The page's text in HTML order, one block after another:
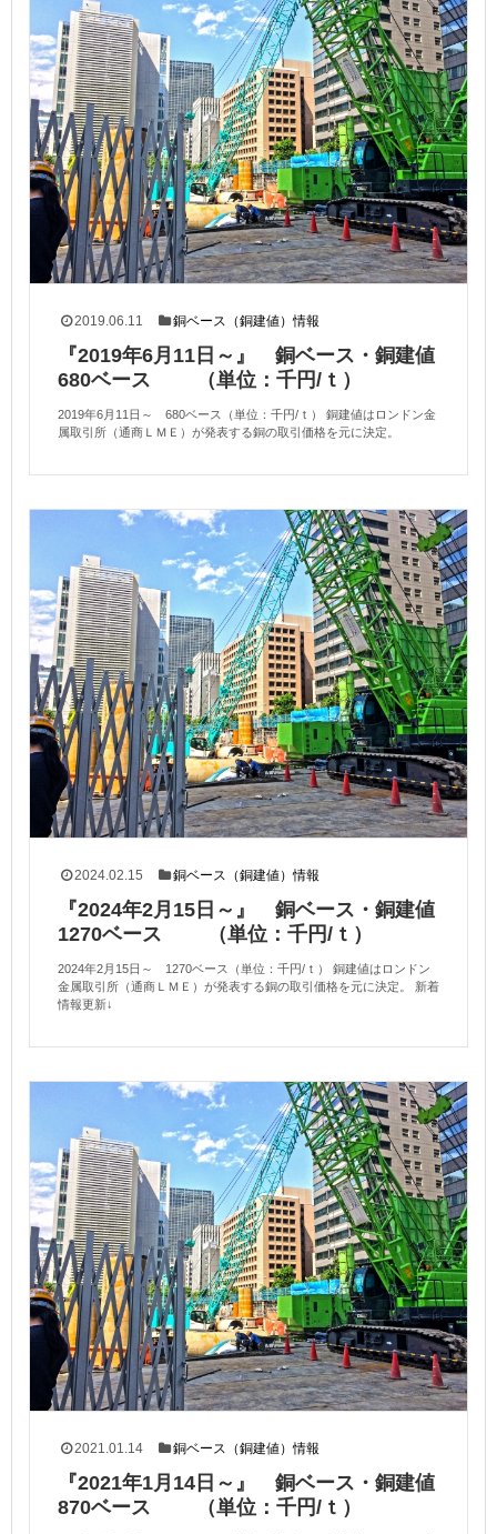
2019.06.11 銅ベース（銅建値）情報
『2019年6月11日～』 銅ベース・銅建値
680ベース （単位：千円/ｔ）
2019年6月11日～ 680ベース（単位：千円/ｔ） 銅建値はロンドン金
属取引所（通商ＬＭＥ）が発表する銅の取引価格を元に決定。
2024.02.15 銅ベース（銅建値）情報
『2024年2月15日～』 銅ベース・銅建値
1270ベース （単位：千円/ｔ）
2024年2月15日～ 1270ベース（単位：千円/ｔ） 銅建値はロンドン
金属取引所（通商ＬＭＥ）が発表する銅の取引価格を元に決定。 新着
情報更新↓
2021.01.14 銅ベース（銅建値）情報
『2021年1月14日～』 銅ベース・銅建値
870ベース （単位：千円/ｔ）